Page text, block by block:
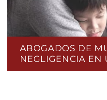
ABOGADOS DE
NEGLIGENCIA EN